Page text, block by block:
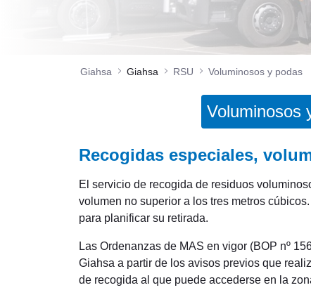
Giahsa Giahsa RSU Voluminosos y podas
Voluminosos
Recogidas especiales,
El servicio de recogida de residuos
volumen no superior a los tres metros
para planificar su retirada.
Las Ordenanzas de MAS en vigor (BOP nº
Giahsa a partir de los avisos previos que
de recogida al que puede accederse en la